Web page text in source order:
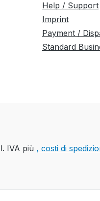
Help / Support
Imprint
Payment /
Standard
IVA più , costi di